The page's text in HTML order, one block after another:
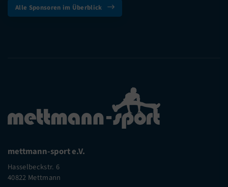
Alle Sponsoren im Überblick
mettmann-sport e.V.
Hasselbeckstr. 6
40822 Mettmann